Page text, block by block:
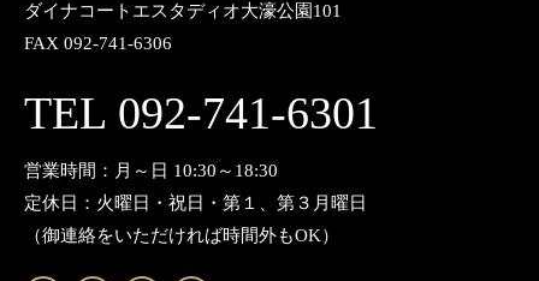
ダイナコートエスタディオ大濠公園101
FAX 092-741-6306
TEL 092-741-6301
営業時間：月～日 10:30～18:30
定休日：火曜日・祝日・第１、第３月曜日
（御連絡をいただければ時間外もOK）